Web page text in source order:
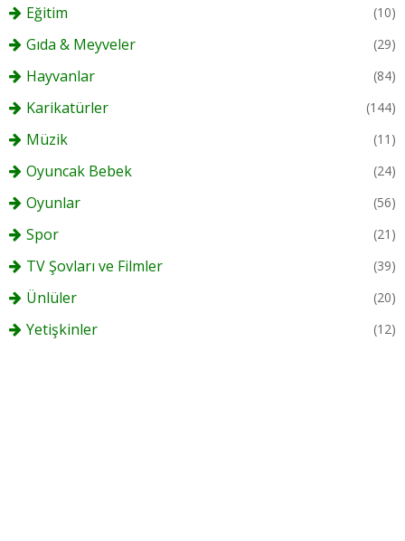
Eğitim (10)
Gıda & Meyveler (29)
Hayvanlar (84)
Karikatürler (144)
Müzik (11)
Oyuncak Bebek (24)
Oyunlar (56)
Spor (21)
TV Şovları ve Filmler (39)
Ünlüler (20)
Yetişkinler (12)